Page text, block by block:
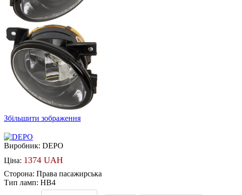
Збільшити зображення
Виробник: DEPO
Ціна: 1374 UAH
Сторона: Права пасажирська
Тип ламп: HB4